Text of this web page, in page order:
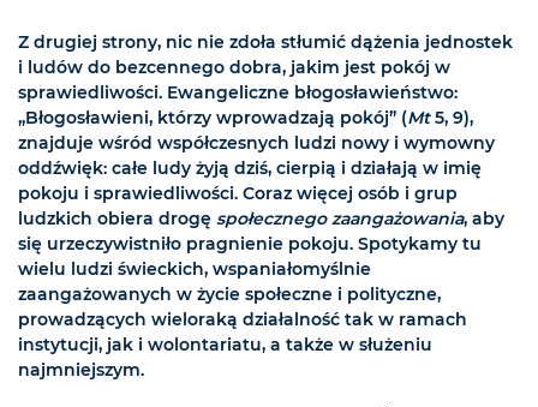
Z drugiej strony, nic nie zdoła stłumić dążenia jednostek
i ludów do bezcennego dobra, jakim jest pokój w
sprawiedliwości. Ewangeliczne błogosławieństwo:
„Błogosławieni, którzy wprowadzają pokój” (Mt5, 9),
znajduje wśród współczesnych ludzi nowy i wymowny
oddźwięk: całe ludy żyją dziś, cierpią i działają w imię
pokoju i sprawiedliwości. Coraz więcej osób i grup
ludzkich obiera drogę społecznego zaangażowania, aby
się urzeczywistniło pragnienie pokoju. Spotykamy tu
wielu ludzi świeckich, wspaniałomyślnie
zaangażowanych w życie społeczne i polityczne,
prowadzących wieloraką działalność tak w ramach
instytucji, jak i wolontariatu, a także w służeniu
najmniejszym.